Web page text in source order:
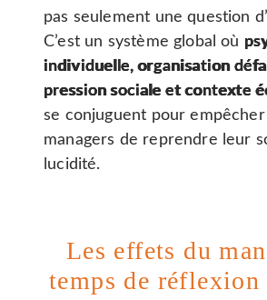
pas seulement une question
C’est un système global où
individuelle, organisation
pression sociale et contexte
se conjuguent pour empêcher
managers de reprendre leur
lucidité.
Les effets du
temps de réflexion